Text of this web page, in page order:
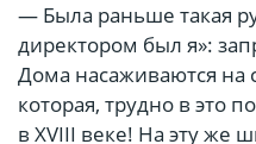
— Была раньше такая
директором был я»:
Дома насаживаются на
которая, трудно в это
в XVIII веке! На эту же